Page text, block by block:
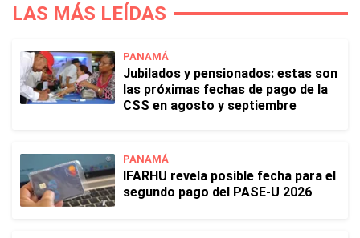
LAS MÁS LEÍDAS
PANAMÁ
Jubilados y pensionados: estas son
las próximas fechas de pago de la
CSS en agosto y septiembre
PANAMÁ
IFARHU revela posible fecha para el
segundo pago del PASE-U 2026